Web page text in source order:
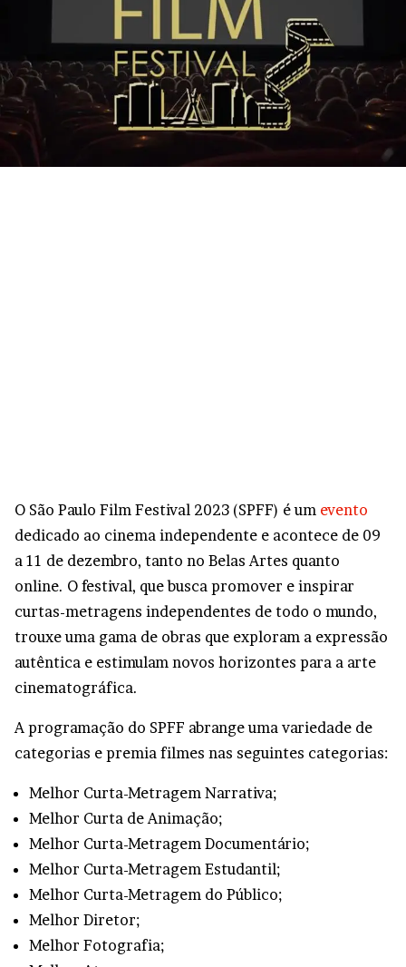
O São Paulo Film Festival 2023 (SPFF) é um evento
dedicado ao cinema independente e acontece de 09
a 11 de dezembro, tanto no Belas Artes quanto
online. O festival, que busca promover e inspirar
curtas-metragens independentes de todo o mundo,
trouxe uma gama de obras que exploram a expressão
autêntica e estimulam novos horizontes para a arte
cinematográfica.
A programação do SPFF abrange uma variedade de
categorias e premia filmes nas seguintes categorias:
Melhor Curta-Metragem Narrativa;
Melhor Curta de Animação;
Melhor Curta-Metragem Documentário;
Melhor Curta-Metragem Estudantil;
Melhor Curta-Metragem do Público;
Melhor Diretor;
Melhor Fotografia;